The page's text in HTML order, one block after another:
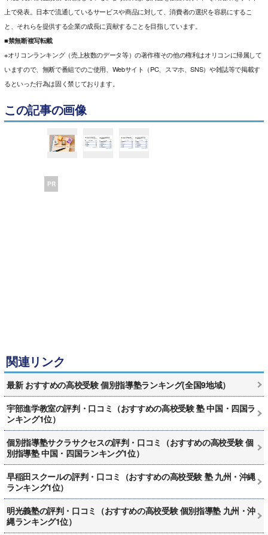
上で発表。日本で流通しているサービスや商品に対して、消費者の選択を容易にするこ
と、それらを提供する企業の成長に貢献することを目指しています。
■禁無断複写転載
※オリコンランキング（売上枚数のデータ等）の著作権その他の権利はオリコンに帰属して
いますので、無断で番組でのご使用、Webサイト（PC、スマホ、SNS）や雑誌等で掲載す
るといった行為は固く禁じております。
この記事の画像
PR
関連リンク
最新 おすすめの高校受験 個別指導塾ランキング(全国9地域）
宇部進学教室の評判・口コミ（おすすめの高校受験 塾 中国・四国ラ
ンキング1位）
個別指導塾サクラサクセスの評判・口コミ（おすすめの高校受験 個
別指導塾 中国・四国ランキング1位）
早稲田スクールの評判・口コミ（おすすめの高校受験 塾 九州・沖縄
ランキング1位）
明光義塾の評判・口コミ（おすすめの高校受験 個別指導塾 九州・沖
縄ランキング1位）